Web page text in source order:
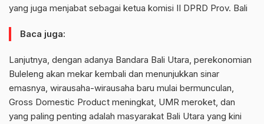
yang juga menjabat sebagai ketua komisi II DPRD Prov. Bali
Baca juga:
Lanjutnya, dengan adanya Bandara Bali Utara, perekonomian
Buleleng akan mekar kembali dan menunjukkan sinar
emasnya, wirausaha-wirausaha baru mulai bermunculan,
Gross Domestic Product meningkat, UMR meroket, dan
yang paling penting adalah masyarakat Bali Utara yang kini